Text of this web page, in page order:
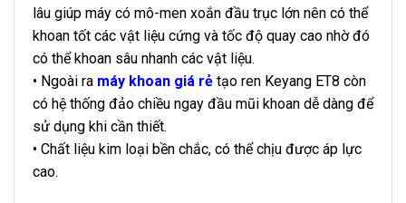
lâu giúp máy có mô-men xoắn đầu trục lớn nên có thể
khoan tốt các vật liệu cứng và tốc độ quay cao nhờ đó
có thể khoan sâu nhanh các vật liệu.
• Ngoài ra máy khoan giá rẻ tạo ren Keyang ET8 còn
có hệ thống đảo chiều ngay đầu mũi khoan dễ dàng để
sử dụng khi cần thiết.
• Chất liệu kim loại bền chắc, có thể chịu được áp lực
cao.